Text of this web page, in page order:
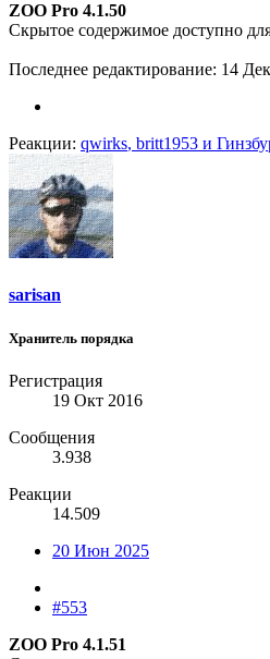
ZOO Pro 4.1.50
Скрытое содержимое доступно
Последнее редактирование: 14
Реакции: qwirks, britt1953 и
sarisan
Хранитель порядка
Регистрация
19 Окт 2016
Сообщения
3.938
Реакции
14.509
20 Июн 2025
#553
ZOO Pro 4.1.51